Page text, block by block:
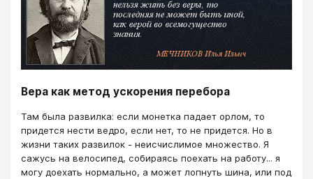
Вера как метод ускорения перебора
Там была развилка: если монетка падает орлом, то
придется нести ведро, если нет, то не придется. Но в
жизни таких развилок - неисчислимое множество. Я
сажусь на велосипед, собираясь поехать на работу... я
могу доехать нормально, а может лопнуть шина, или под